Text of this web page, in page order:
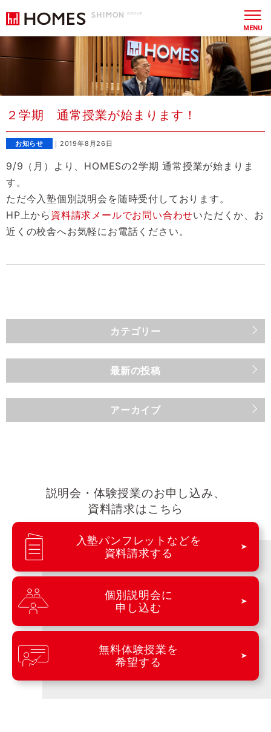
MENU
２学期 通常授業が始まります！
お知らせ ｜2019年8月26日
9/9（月）より、HOMESの2学期 通常授業が始まりま
す。
ただ今入塾個別説明会を随時受付しております。
HP上から 資料請求メールでお問い合わせいただくか、お
近くの校舎へお気軽にお電話ください。
カテゴリー
最新の投稿
アーカイブ
説明会・体験授業のお申し込み、
資料請求はこちら
入塾パンフレットなどを
資料請求する
個別説明会に
申し込む
無料体験授業を
希望する